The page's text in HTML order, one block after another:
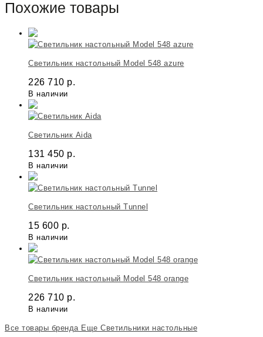
Похожие товары
Светильник настольный Model 548 azure
226 710 р.
В наличии
Светильник Aida
131 450 р.
В наличии
Светильник настольный Tunnel
15 600 р.
В наличии
Светильник настольный Model 548 orange
226 710 р.
В наличии
Все товары бренда Еще Светильники настольные